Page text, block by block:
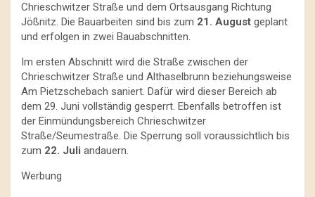
Chrieschwitzer Straße und dem Ortsausgang Richtung
Jößnitz. Die Bauarbeiten sind bis zum 21. August geplant
und erfolgen in zwei Bauabschnitten.
Im ersten Abschnitt wird die Straße zwischen der
Chrieschwitzer Straße und Althaselbrunn beziehungsweise
Am Pietzschebach saniert. Dafür wird dieser Bereich ab
dem 29. Juni vollständig gesperrt. Ebenfalls betroffen ist
der Einmündungsbereich Chrieschwitzer
Straße/Seumestraße. Die Sperrung soll voraussichtlich bis
zum 22. Juli andauern.
Werbung